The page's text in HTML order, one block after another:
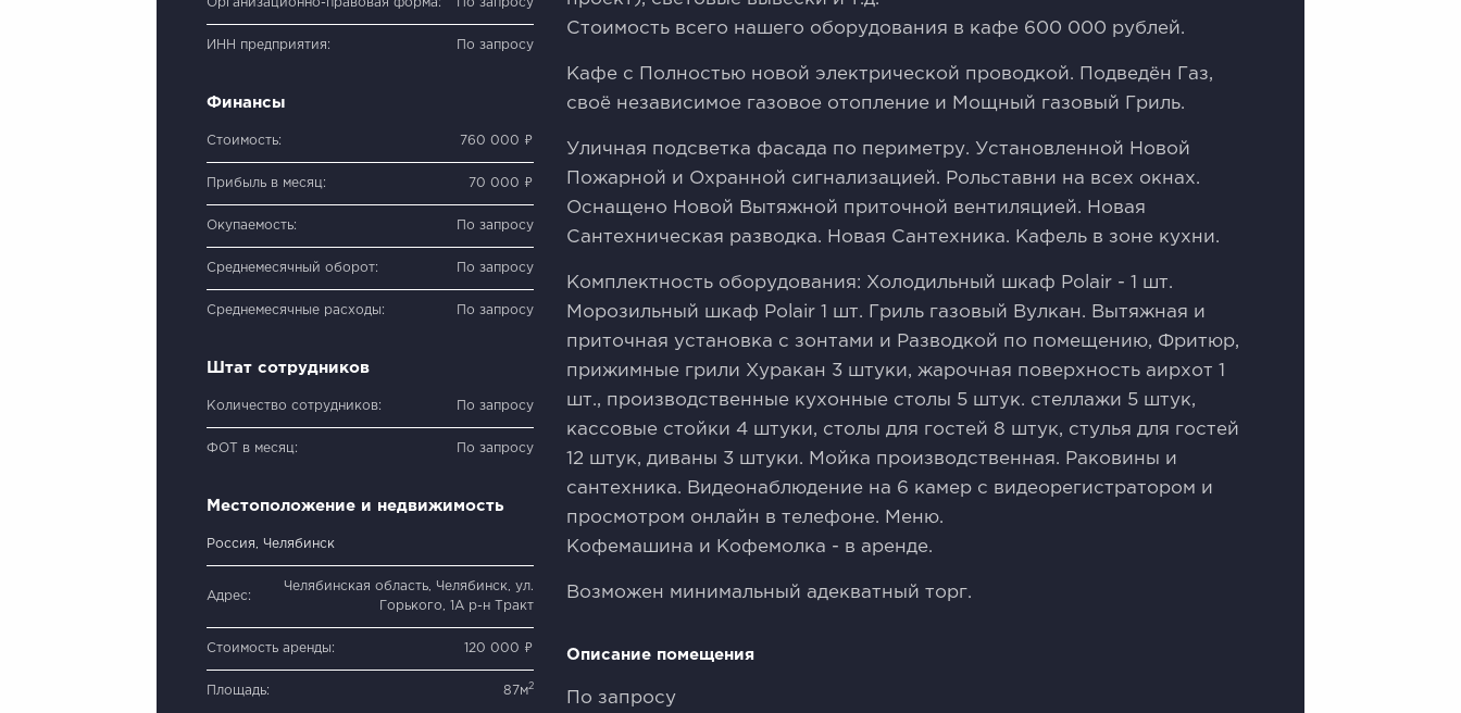
Организационно-правовая форма: По запросу
ИНН предприятия: По запросу
Финансы
Стоимость: 760 000 ₽
Прибыль в месяц: 70 000 ₽
Окупаемость: По запросу
Среднемесячный оборот: По запросу
Среднемесячные расходы: По запросу
Штат сотрудников
Количество сотрудников: По запросу
ФОТ в месяц: По запросу
Местоположение и недвижимость
Россия, Челябинск
Адрес:
Челябинская область, Челябинск, ул.
Горького, 1А р-н Тракт
Стоимость аренды: 120 000 ₽
Площадь: 87м2
Стоимость всего нашего оборудования в кафе 600 000 рублей.
Кафе с Полностью новой электрической проводкой. Подведён Газ,
своё независимое газовое отопление и Мощный газовый Гриль.
Уличная подсветка фасада по периметру. Установленной Новой
Пожарной и Охранной сигнализацией. Рольставни на всех окнах.
Оснащено Новой Вытяжной приточной вентиляцией. Новая
Сантехническая разводка. Новая Сантехника. Кафель в зоне кухни.
Комплектность оборудования: Холодильный шкаф Роlаir - 1 шт.
Морозильный шкаф Роlаir 1 шт. Гриль газовый Вулкан. Вытяжная и
приточная установка с зонтами и Разводкой по помещению, Фритюр,
прижимные грили Хуракан 3 штуки, жарочная поверхность аирхот 1
шт., производственные кухонные столы 5 штук. стеллажи 5 штук,
кассовые стойки 4 штуки, столы для гостей 8 штук, стулья для гостей
12 штук, диваны 3 штуки. Мойка производственная. Раковины и
сантехника. Видеонаблюдение на 6 камер с видеорегистратором и
просмотром онлайн в телефоне. Меню.
Кофемашина и Кофемолка - в аренде.
Возможен минимальный адекватный торг.
Описание помещения
По запросу